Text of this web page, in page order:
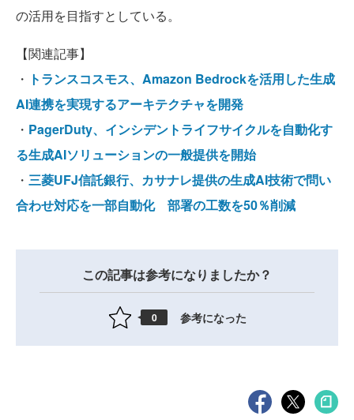
の活用を目指すとしている。
【関連記事】
・ トランスコスモス、Amazon Bedrockを活用した生成
AI連携を実現するアーキテクチャを開発
・ PagerDuty、インシデントライフサイクルを自動化す
る生成AIソリューションの一般提供を開始
・ 三菱UFJ信託銀行、カサナレ提供の生成AI技術で問い
合わせ対応を一部自動化 部署の工数を50％削減
この記事は参考になりましたか？
0 参考になった